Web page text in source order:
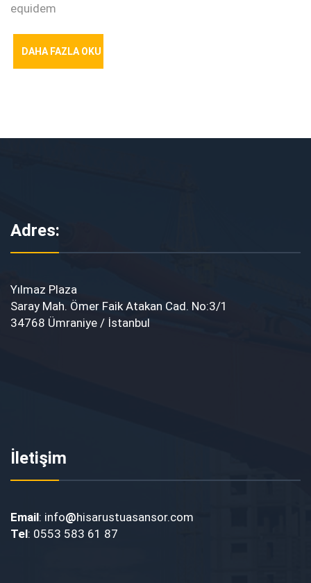
equidem
DAHA FAZLA OKU
Adres:
Yılmaz Plaza
Saray Mah. Ömer Faik Atakan Cad. No:3/1
34768 Ümraniye / İstanbul
İletişim
Email: info@hisarustuasansor.com
Tel: 0553 583 61 87